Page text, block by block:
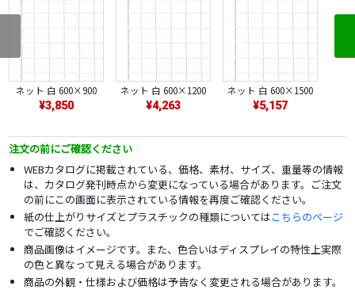
ネット 白 600×900
¥3,850
ネット 白 600×1200
¥4,263
ネット 白 600×1500
¥5,157
注文の前にご確認ください
WEBカタログに掲載されている、価格、素材、サイズ、重量等の情報
は、カタログ発刊時点から変更になっている場合があります。ご注文
の前にこの画面に表示されている情報を再度ご確認ください。
紙の仕上がりサイズとプラスチックの種類についてはこちらのページ
でご確認ください。
商品画像はイメージです。また、色合いはディスプレイの特性上実際
の色と異なって見える場合があります。
商品の外観・仕様および価格は予告なく変更される場合があります。